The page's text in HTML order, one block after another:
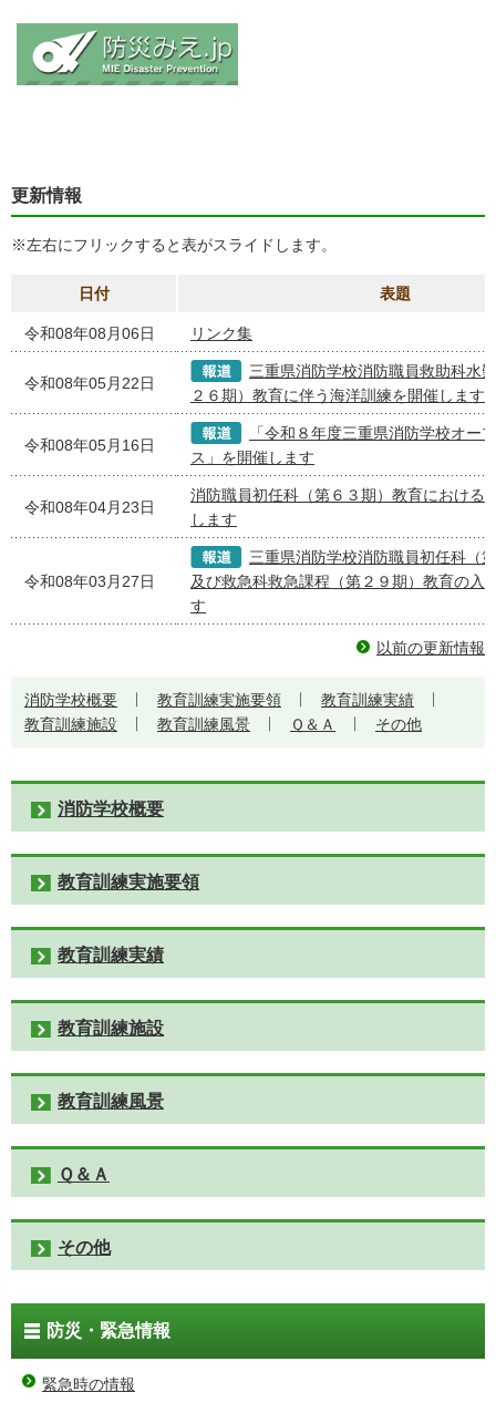
更新情報
※左右にフリックすると表がスライドします。
日付 表題
令和08年08月06日 リンク集
令和08年05月22日
三重県消防学校消防職員救助科水
２６期）教育に伴う海洋訓練を開催します
令和08年05月16日
「令和８年度三重県消防学校オー
ス」を開催します
令和08年04月23日
消防職員初任科（第６３期）教育における
します
令和08年03月27日
三重県消防学校消防職員初任科（
及び救急科救急課程（第２９期）教育の入
す
以前の更新情報
消防学校概要 教育訓練実施要領
教育訓練実績
教育訓練施設
教育訓練風景 Ｑ＆Ａ その他
消防学校概要
教育訓練実施要領
教育訓練実績
教育訓練施設
教育訓練風景
Ｑ＆Ａ
その他
防災・緊急情報
緊急時の情報